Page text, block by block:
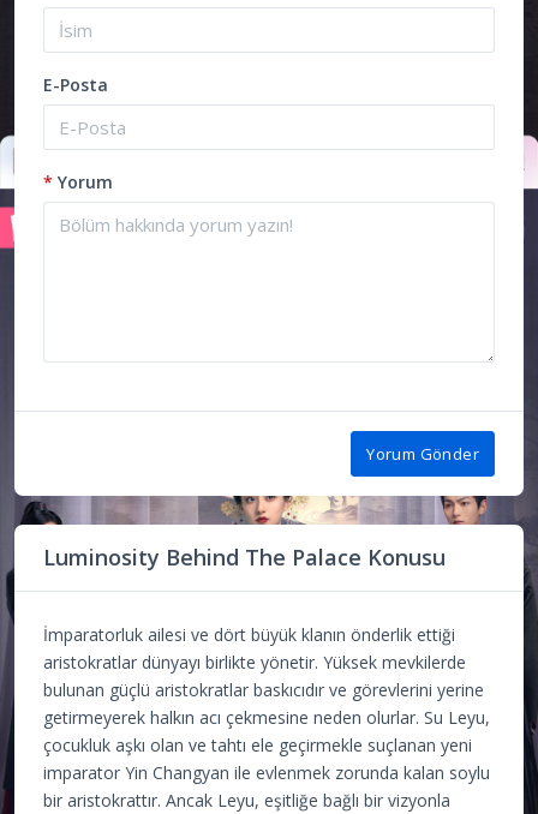
E-Posta
* Yorum
Yorum Gönder
Luminosity Behind The Palace Konusu
İmparatorluk ailesi ve dört büyük klanın önderlik ettiği
aristokratlar dünyayı birlikte yönetir. Yüksek mevkilerde
bulunan güçlü aristokratlar baskıcıdır ve görevlerini yerine
getirmeyerek halkın acı çekmesine neden olurlar. Su Leyu,
çocukluk aşkı olan ve tahtı ele geçirmekle suçlanan yeni
imparator Yin Changyan ile evlenmek zorunda kalan soylu
bir aristokrattır. Ancak Leyu, eşitliğe bağlı bir vizyonla